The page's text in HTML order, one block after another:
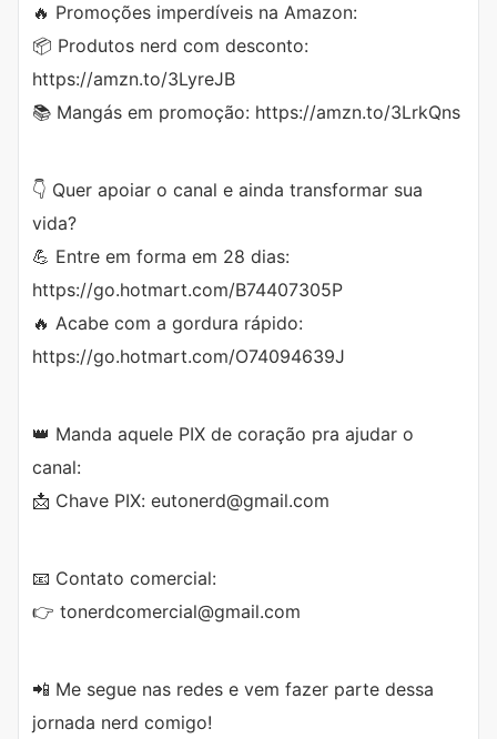
🔥 Promoções imperdíveis na Amazon:
📦 Produtos nerd com desconto:
https://amzn.to/3LyreJB
📚 Mangás em promoção: https://amzn.to/3LrkQns
👇 Quer apoiar o canal e ainda transformar sua
vida?
💪 Entre em forma em 28 dias:
https://go.hotmart.com/B74407305P
🔥 Acabe com a gordura rápido:
https://go.hotmart.com/O74094639J
👑 Manda aquele PIX de coração pra ajudar o
canal:
📩 Chave PIX: eutonerd@gmail.com
📧 Contato comercial:
👉 tonerdcomercial@gmail.com
📲 Me segue nas redes e vem fazer parte dessa
jornada nerd comigo!